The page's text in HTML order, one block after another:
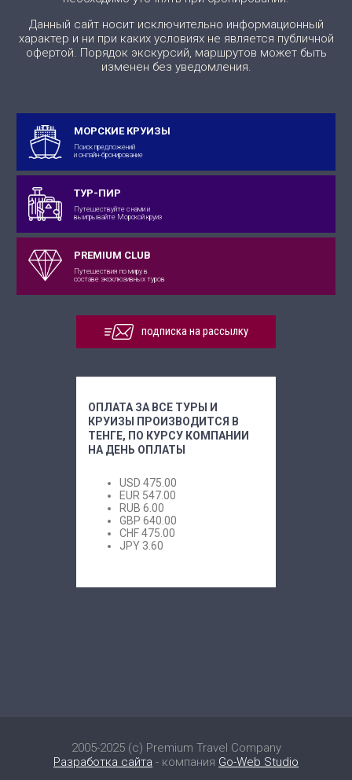
Данный сайт носит исключительно информационный
характер и ни при каких условиях не является публичной
офертой. Порядок экскурсий, маршрутов может быть
изменен без уведомления.
МОРСКИЕ КРУИЗЫ
Поиск предложений
и онлайн-бронирование
ТУР-ПИР
Путешествуйте с нами и
выигрывайте Морской круиз
PREMIUM CLUB
Путешествия по миру в
составе эксклюзивных туров
подписка на рассылку
ОПЛАТА ЗА ВСЕ ТУРЫ И
КРУИЗЫ ПРОИЗВОДИТСЯ В
ТЕНГЕ, ПО КУРСУ КОМПАНИИ
НА ДЕНЬ ОПЛАТЫ
USD 475.00
EUR 547.00
RUB 6.00
GBP 640.00
CHF475.00
JPY 3.60
2005-2025 (c) Premium Travel Company
Разработка сайта - компания Go-Web Studio